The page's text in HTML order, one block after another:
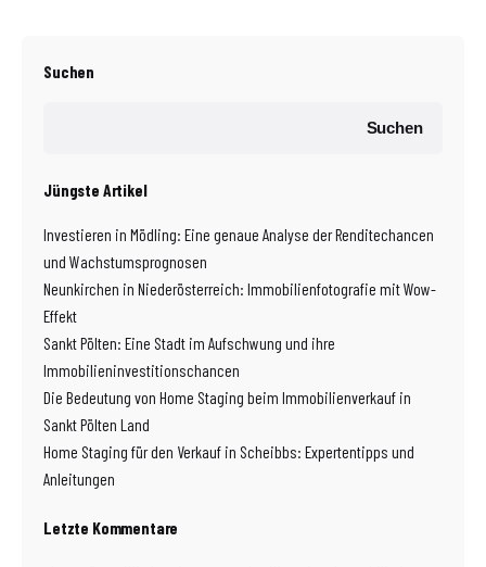
Suchen
Suchen
Jüngste Artikel
Investieren in Mödling: Eine genaue Analyse der Renditechancen
und Wachstumsprognosen
Neunkirchen in Niederösterreich: Immobilienfotografie mit Wow-
Effekt
Sankt Pölten: Eine Stadt im Aufschwung und ihre
Immobilieninvestitionschancen
Die Bedeutung von Home Staging beim Immobilienverkauf in
Sankt Pölten Land
Home Staging für den Verkauf in Scheibbs: Expertentipps und
Anleitungen
Letzte Kommentare